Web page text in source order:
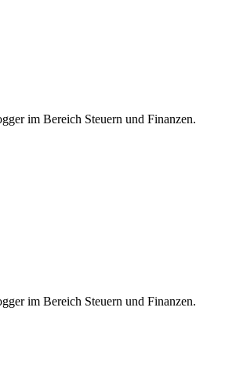
im Bereich Steuern und Finanzen.
im Bereich Steuern und Finanzen.